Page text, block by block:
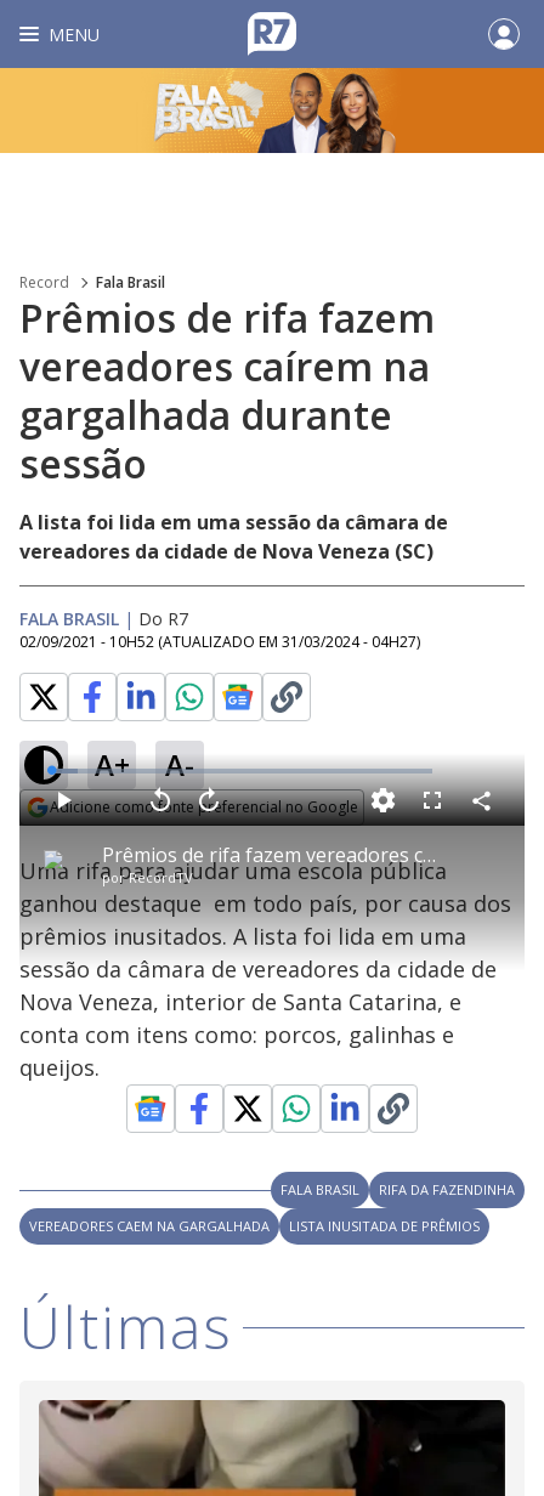
MENU
Record Fala Brasil
Prêmios de rifa fazem
vereadores caírem na
gargalhada durante
sessão
A lista foi lida em uma sessão da câmara de
vereadores da cidade de Nova Veneza (SC)
FALA BRASIL | Do R7
02/09/2021 - 10H52 (ATUALIZADO EM 31/03/2024 - 04H27)
A+ A-
Adicione como fonte preferencial no Google
P
l
a
y
V
i
d
e
o
Prêmios de rifa fazem vereadores caírem na gargalhada durante sessão
porRecordTV
P V
t
a
r
0
e
g
n
d
A
n
ç
a
s
e
u
n
o
s
L
o
a
d
e
.
9
2
%
F
l
s
c
e
n
C
o
i
l
Uma rifa para ajudar uma escola pública
ganhou destaque em todo país, por causa dos
prêmios inusitados. A lista foi lida em uma
sessão da câmara de vereadores da cidade de
Nova Veneza, interior de Santa Catarina, e
conta com itens como: porcos, galinhas e
queijos.
FALA BRASIL
RIFA DA FAZENDINHA
VEREADORES CAEM NA GARGALHADA
LISTA INUSITADA DE PRÊMIOS
Últimas